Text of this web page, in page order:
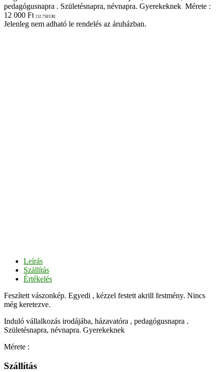
pedagógusnapra . Születésnapra, névnapra. Gyerekeknek Mérete :
12 000 Ft [32.75EUR]
Jelenleg nem adható le rendelés az áruházban.
Leírás
Szállítás
Értékelés
Feszített vászonkép. Egyedi , kézzel festett akrill festmény. Nincs
még keretezve.
Induló vállalkozás irodájába, házavatóra , pedagógusnapra .
Születésnapra, névnapra. Gyerekeknek
Mérete :
Szállítás